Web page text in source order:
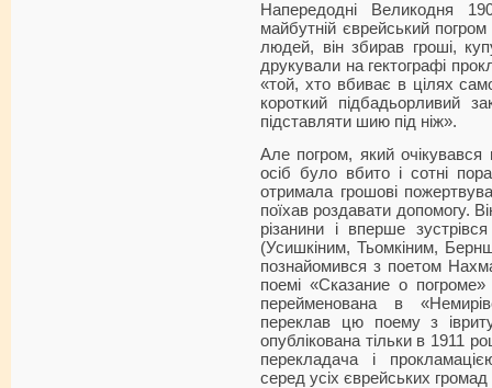
Напередодні Великодня
майбутній єврейський
людей, він збирав гроші,
друкували на гектографі
«той, хто вбиває в цілях
короткий підбадьорливий
підставляти шию під ніж».
Але погром, який
осіб було вбито і сотні
отримала грошові
поїхав роздавати допомогу.
різанини і вперше
(Усишкіним, Тьомкіним,
познайомився з поетом
поемі «Сказание о
перейменована в
переклав цю поему з
опублікована тільки в 1911
перекладача і
серед усіх єврейських громад